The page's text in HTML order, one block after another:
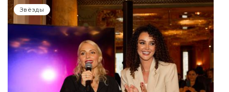
Звёзды